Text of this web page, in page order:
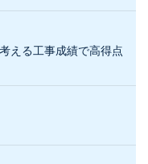
える工事成績で高得点